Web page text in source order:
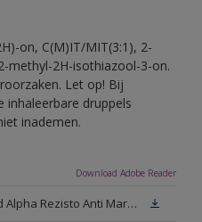
on, C(M)IT/MIT(3:1), 2-
methyl-2H-isothiazool-3-on.
Let op! Bij
inhaleerbare druppels
inademen.
Download Adobe Reader
Technisch Informatieblad Alpha Rezisto Anti Marks (PDF)